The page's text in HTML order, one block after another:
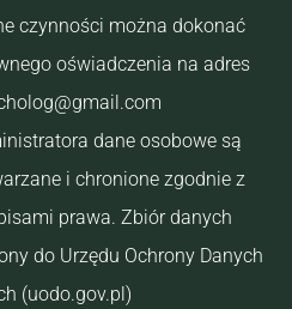
czynności można dokonać
oświadczenia na adres
dane osobowe są
i chronione zgodnie z
prawa. Zbiór danych
do Urzędu Ochrony Danych
(uodo.gov.pl)